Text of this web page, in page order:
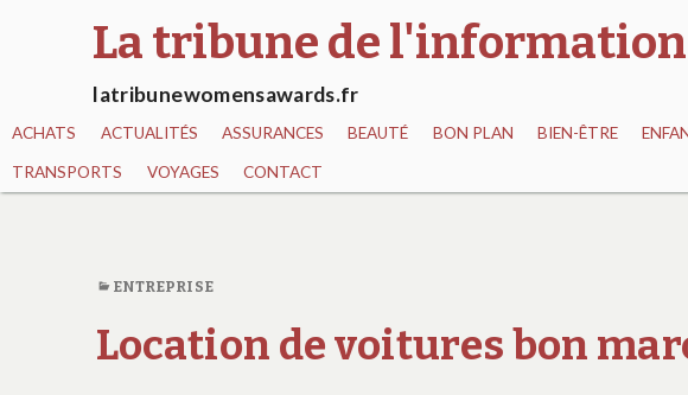
La tribune de
latribunewomensawards.fr
ACHATS ACTUALITÉS ASSURANCES BEAUTÉ BON PLAN BIEN-ÊTRE
TRANSPORTS VOYAGES CONTACT
ENTREPRISE
Location de voitures bon